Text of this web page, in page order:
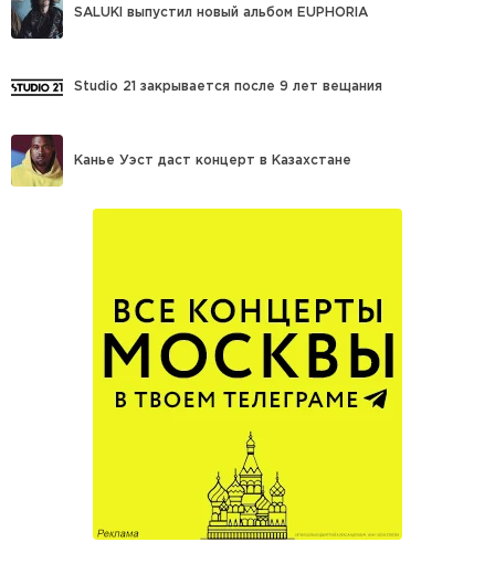
SALUKI выпустил новый альбом EUPHORIA
Studio 21 закрывается после 9 лет вещания
Канье Уэст даст концерт в Казахстане